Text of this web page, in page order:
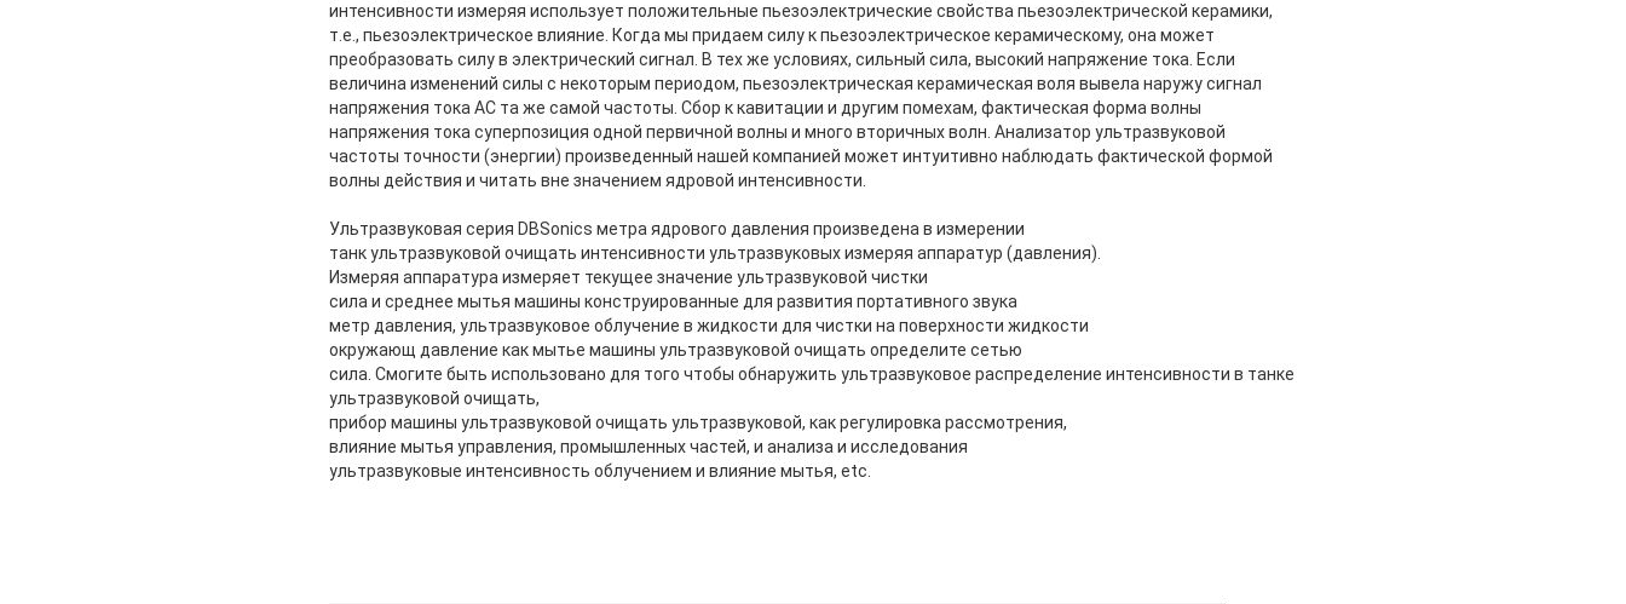
интенсивности измеряя использует положительные пьезоэлектрические свойства пьезоэлектрической керамики,
т.е., пьезоэлектрическое влияние. Когда мы придаем силу к пьезоэлектрическое керамическому, она может
преобразовать силу в электрический сигнал. В тех же условиях, сильный сила, высокий напряжение тока. Если
величина изменений силы с некоторым периодом, пьезоэлектрическая керамическая воля вывела наружу сигнал
напряжения тока AC та же самой частоты. Сбор к кавитации и другим помехам, фактическая форма волны
напряжения тока суперпозиция одной первичной волны и много вторичных волн. Анализатор ультразвуковой
частоты точности (энергии) произведенный нашей компанией может интуитивно наблюдать фактической формой
волны действия и читать вне значением ядровой интенсивности.
Ультразвуковая серия DBSonics метра ядрового давления произведена в измерении
танк ультразвуковой очищать интенсивности ультразвуковых измеряя аппаратур (давления).
Измеряя аппаратура измеряет текущее значение ультразвуковой чистки
сила и среднее мытья машины конструированные для развития портативного звука
метр давления, ультразвуковое облучение в жидкости для чистки на поверхности жидкости
окружающ давление как мытье машины ультразвуковой очищать определите сетью
сила. Смогите быть использовано для того чтобы обнаружить ультразвуковое распределение интенсивности в танке
ультразвуковой очищать,
прибор машины ультразвуковой очищать ультразвуковой, как регулировка рассмотрения,
влияние мытья управления, промышленных частей, и анализа и исследования
ультразвуковые интенсивность облучением и влияние мытья, etc.